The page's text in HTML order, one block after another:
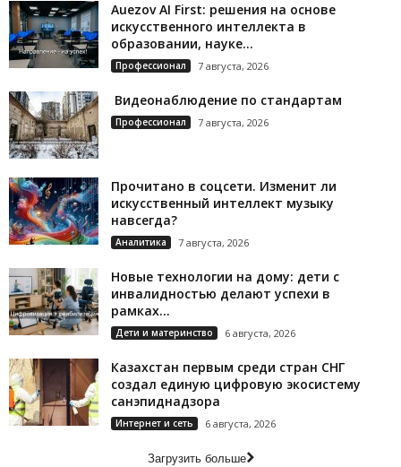
Auezov AI First: решения на основе
искусственного интеллекта в
образовании, науке...
Профессионал 7 августа, 2026
Видеонаблюдение по стандартам
Профессионал 7 августа, 2026
Прочитано в соцсети. Изменит ли
искусственный интеллект музыку
навсегда?
Аналитика 7 августа, 2026
Новые технологии на дому: дети с
инвалидностью делают успехи в
рамках...
Дети и материнство 6 августа, 2026
Казахстан первым среди стран СНГ
создал единую цифровую экосистему
санэпиднадзора
Интернет и сеть 6 августа, 2026
Загрузить больше